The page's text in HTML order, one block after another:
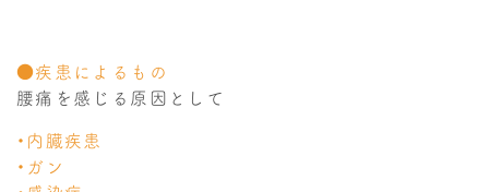
●疾患によるもの
腰痛を感じる原因として
・内臓疾患
・ガン